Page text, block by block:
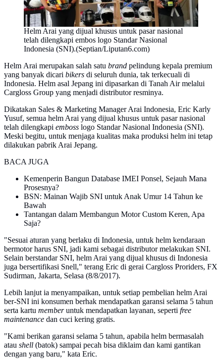
Helm Arai yang dijual khusus untuk pasar nasional
telah dilengkapi embos logo Standar Nasional
Indonesia (SNI).(Septian/Liputan6.com)
Helm Arai merupakan salah satu brand pelindung kepala premium
yang banyak dicari bikers di seluruh dunia, tak terkecuali di
Indonesia. Helm asal Jepang ini dipasarkan di Tanah Air melalui
Cargloss Group yang menjadi distributor resminya.
Dikatakan Sales & Marketing Manager Arai Indonesia, Eric Karly
Yusuf, semua helm Arai yang dijual khusus untuk pasar nasional
telah dilengkapi emboss logo Standar Nasional Indonesia (SNI).
Meski begitu, untuk menjaga kualitas maka produksi helm ini tetap
dilakukan pabrik Arai Jepang.
BACA JUGA
Kemenperin Bangun Database IMEI Ponsel, Sejauh Mana
Prosesnya?
BSN: Mainan Wajib SNI untuk Anak Umur 14 Tahun ke
Bawah
Tantangan dalam Membangun Motor Custom Keren, Apa
Saja?
"Sesuai aturan yang berlaku di Indonesia, untuk helm kendaraan
bermotor harus SNI, jadi kami sebagai distributor melakukan SNI.
Selain berstandar SNI, helm Arai yang dijual khusus di Indonesia
juga bersertifikasi Snell," terang Eric di gerai Cargloss Proriders, FX
Sudirman, Jakarta, Selasa (8/8/2017).
Lebih lanjut ia menyampaikan, untuk setiap pembelian helm Arai
ber-SNI ini konsumen berhak mendapatkan garansi selama 5 tahun
serta kartu memberuntuk mendapatkan layanan, seperti free
maintenance dan cuci kering gratis.
"Kami berikan garansi selama 5 tahun, apabila helm bermasalah
atau shell (batok) sampai pecah bisa diklaim dan kami gantikan
dengan yang baru," kata Eric.